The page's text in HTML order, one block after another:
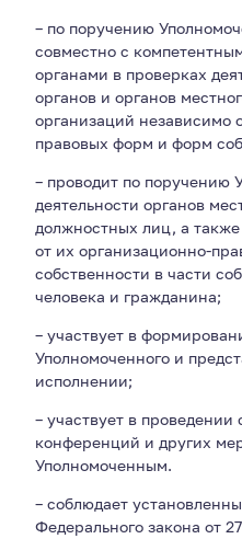
– по поручению
совместно с
органами в проверках
органов и органов
организаций независимо
правовых форм и форм
– проводит по поручению
деятельности органов
должностных лиц, а
от их организационно-
собственности в части
человека и гражданина;
– участвует в
Уполномоченного и
исполнении;
– участвует в
конференций и других
Уполномоченным.
– соблюдает
Федерального закона от